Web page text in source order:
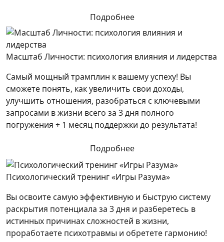
Подробнее
Масштаб Личности: психология влияния и лидерства
Самый мощный трамплин к вашему успеху! Вы
сможете понять, как увеличить свои доходы,
улучшить отношения, разобраться с ключевыми
запросами в жизни всего за 3 дня полного
погружения + 1 месяц поддержки до результата!
Подробнее
Психологический тренинг «Игры Разума»
Вы освоите самую эффективную и быструю систему
раскрытия потенциала за 3 дня и разберетесь в
истинных причинах сложностей в жизни,
проработаете психотравмы и обретете гармонию!